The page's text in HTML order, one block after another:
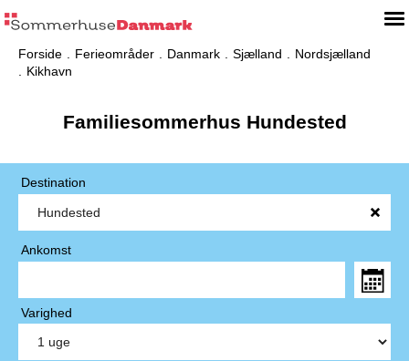
Forside Ferieområder Danmark Sjælland
Nordsjælland
Kikhavn
Familiesommerhus Hundested
Destination
Ankomst
Varighed